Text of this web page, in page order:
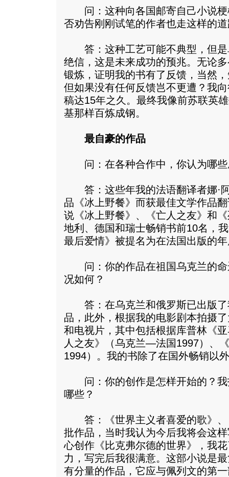
问：这种向各国邮寄自己小说
否劝告刚刚试笔的作者也走这样的
答：这种工艺可能不典型，但是
绝信，这是未来成功的预兆。无论
锻炼，证明我的书有了反馈，当然
但如果没有任何反馈岂不更遭？我
稿达15年之久。最终我像前苏联英
基那样百炼成钢。
最自豪的作品
问：在各种合作中，你认为哪些
答：这些年我的法语翻译者娜·
品《冰上野餐》而获最佳文学作品
说《冰上野餐》、《亡人之友》和
地利、德国和瑞士畅销书前10名，
最后爱情》被提名为在法国出版的
问：你的作品在祖国乌克兰的命
况如何？
答：在乌克兰和俄罗斯已出版了
品，此外，根据我的电影剧本拍摄
和电视片，其中包括根据库普林《
人之友》（乌克兰—法国1997）、
1994）。我的书除了在国外畅销以
问：你的创作是怎样开始的？我
哪些？
答：《世界主义者喜爱的歌》、
批作品，当时我认为今后我将会这
心创作《比克弗尔德的世界》，我
力，写完后我很满意。这部小说是
有分量的作品，它应与佩列文的第